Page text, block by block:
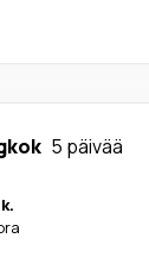
5 päivää